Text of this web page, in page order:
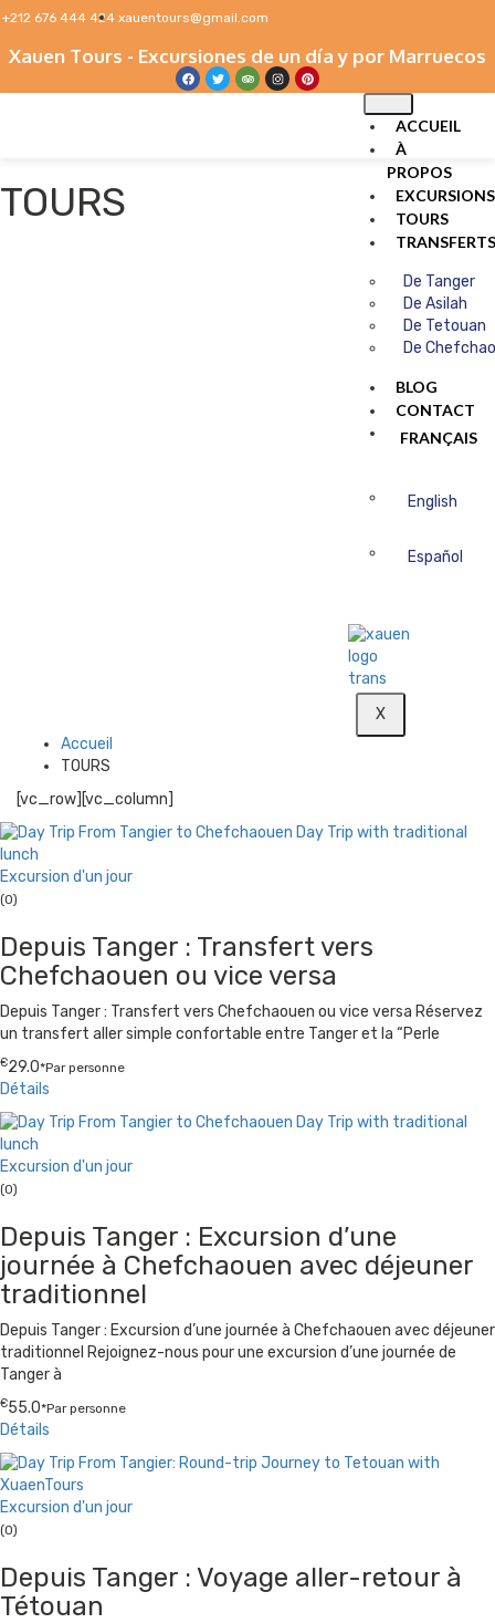
+212 676 444 424 xauentours@gmail.com
Xauen Tours - Excursiones de un día y por Marruecos
ACCUEIL
À
PROPOS
EXCURSIONS
TOURS
TRANSFERTS
De Tanger
De Asilah
De Tetouan
De
BLOG
CONTACT
FRANÇAIS
English
Español
X
TOURS
Accueil
TOURS
[vc_row][vc_column]
Excursion d'un jour
(0)
Depuis Tanger : Transfert vers
Chefchaouen ou vice versa
Depuis Tanger : Transfert vers Chefchaouen ou vice versa Réservez
un transfert aller simple confortable entre Tanger et la “Perle
€29.0*Par personne
Détails
Excursion d'un jour
(0)
Depuis Tanger : Excursion d’une
journée à Chefchaouen avec déjeuner
traditionnel
Depuis Tanger : Excursion d’une journée à Chefchaouen avec déjeuner
traditionnel Rejoignez-nous pour une excursion d’une journée de
Tanger à
€55.0*Par personne
Détails
Excursion d'un jour
(0)
Depuis Tanger : Voyage aller-retour à
Tétouan